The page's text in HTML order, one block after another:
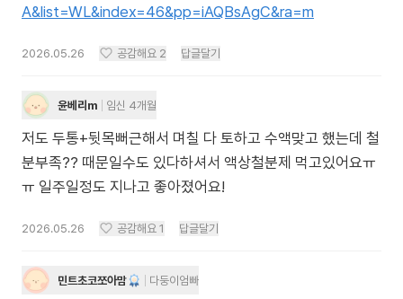
A&list=WL&index=46&pp=iAQBsAgC&ra=m
2026.05.26 공감해요 2 답글달기
윤베리m 임신 4개월
저도 두통+뒷목뻐근해서 며칠 다 토하고 수액맞고 했는데 철
분부족?? 때문일수도 있다하셔서 액상철분제 먹고있어요ㅠ
ㅠ 일주일정도 지나고 좋아졌어요!
2026.05.26 공감해요 1 답글달기
민트초코쪼아맘 다둥이엄빠